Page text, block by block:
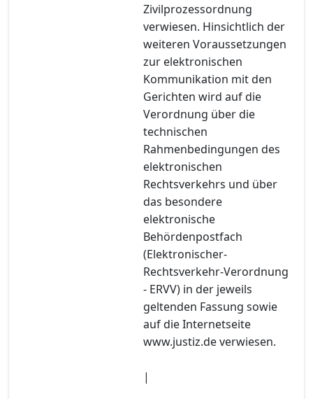
Zivilprozessordnung
verwiesen. Hinsichtlich der
weiteren Voraussetzungen
zur elektronischen
Kommunikation mit den
Gerichten wird auf die
Verordnung über die
technischen
Rahmenbedingungen des
elektronischen
Rechtsverkehrs und über
das besondere
elektronische
Behördenpostfach
(Elektronischer-
Rechtsverkehr-Verordnung
- ERVV) in der jeweils
geltenden Fassung sowie
auf die Internetseite
www.justiz.de verwiesen.
|